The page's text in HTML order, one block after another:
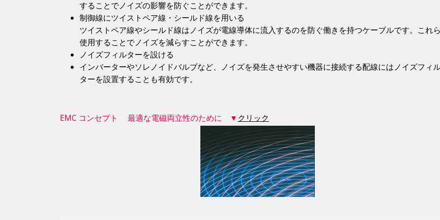
することでノイズの影響を防ぐことができます。
制御線にツイストペア線・シールド線を用いる
ツイストペア線やシールド線はノイズが電線導体に流入するのを防ぐ働きを持つケーブルです。これ
使用することでノイズを減らすことができます。
ノイズフィルターを設ける
インバーターやソレノイドバルブなど、ノイズを発生させやすい機器に接続する配線にはノイズフィ
ターを設置することも有効です。
EMC コンセプト 最適な電磁両立性のために ▼ クリック